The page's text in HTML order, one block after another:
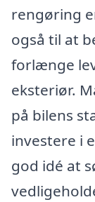
rengøring
også til at
forlænge
eksteriør.
på bilens
investere i
god idé at